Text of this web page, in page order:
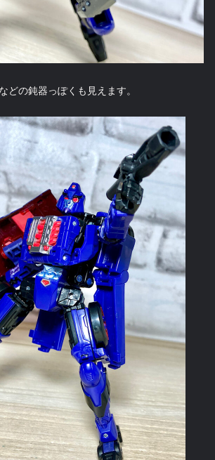
どの鈍器っぽくも見えます。